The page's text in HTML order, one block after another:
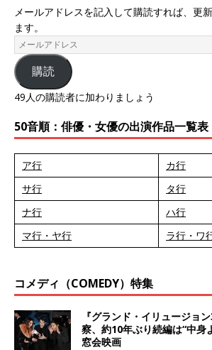
メールアドレスを記入して購読すれば、更
ます。
購読
49人の購読者に加わりましょう
50音順：俳優・女優の出演作品一覧表
ア行
カ行
サ行
タ行
ナ行
ハ行
マ行・ヤ行
ラ行・ワ
コメディ（COMEDY）特集
『グランド・イリュージョ
察、約10年ぶり続編は“中身
窓会映画